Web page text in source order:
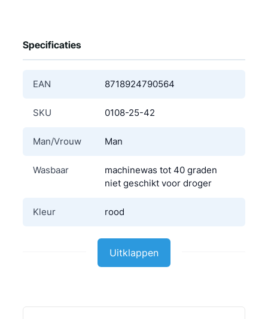
Specificaties
EAN 8718924790564
SKU 0108-25-42
Man/Vrouw Man
Wasbaar
machinewas tot 40 graden
niet geschikt voor droger
Kleur rood
Polyester
Uitklappen